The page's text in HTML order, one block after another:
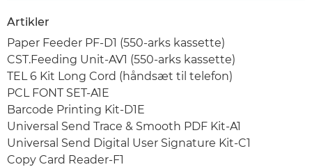
Artikler
Paper Feeder PF-D1 (550-arks kassette)
CST.Feeding Unit-AV1 (550-arks kassette)
TEL 6 Kit Long Cord (håndsæt til telefon)
PCL FONT SET-A1E
Barcode Printing Kit-D1E
Universal Send Trace & Smooth PDF Kit-A1
Universal Send Digital User Signature Kit-C1
Copy Card Reader-F1